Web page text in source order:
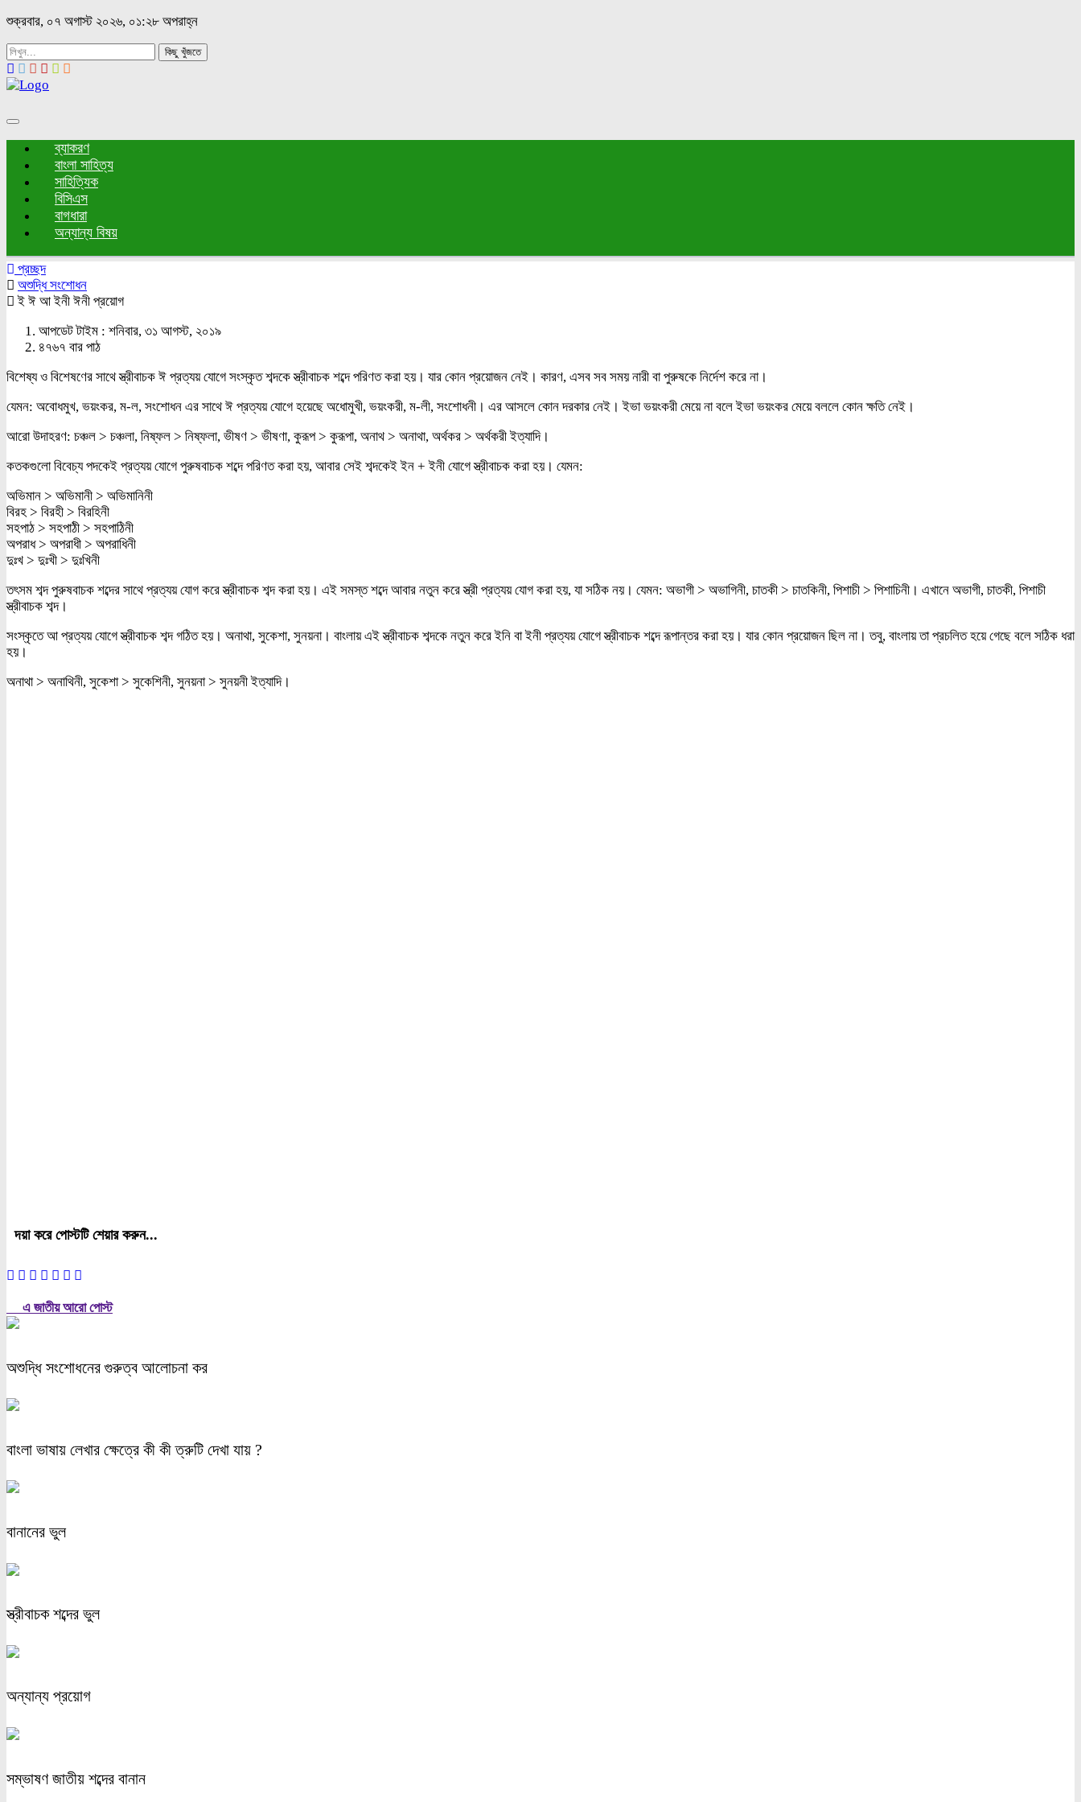
শুক্রবার, ০৭ অগাস্ট ২০২৬, ০১:২৮ অপরাহ্ন
কিছু খুঁজতে
Toggle
navigation
ব্যাকরণ
বাংলা সাহিত্য
সাহিত্যিক
বিসিএস
বাগধারা
অন্যান্য বিষয়
প্রচ্ছদ
অশুদ্ধি সংশোধন
ই ঈ আ ইনী ঈনী প্রয়োগ
আপডেট টাইম : শনিবার, ৩১ আগস্ট, ২০১৯
৪৭৬৭ বার পাঠ
বিশেষ্য ও বিশেষণের সাথে স্ত্রীবাচক ঈ প্রত্যয় যোগে সংস্কৃত শব্দকে স্ত্রীবাচক শব্দে পরিণত করা হয়। যার কোন প্রয়োজন নেই। কারণ, এসব সব সময় নারী বা পুরুষকে নির্দেশ করে না।
যেমন: অবোধমুখ, ভয়ংকর, ম-ল, সংশোধন এর সাথে ঈ প্রত্যয় যোগে হয়েছে অধোমুখী, ভয়ংকরী, ম-লী, সংশোধনী। এর আসলে কোন দরকার নেই। ইভা ভয়ংকরী মেয়ে না বলে ইভা ভয়ংকর মেয়ে বললে কোন ক্ষতি নেই।
আরো উদাহরণ: চঞ্চল > চঞ্চলা, নিষ্ফল > নিষ্ফলা, ভীষণ > ভীষণা, কুরূপ > কুরূপা, অনাথ > অনাথা, অর্থকর > অর্থকরী ইত্যাদি।
কতকগুলো বিবেচ্য পদকেই প্রত্যয় যোগে পুরুষবাচক শব্দে পরিণত করা হয়, আবার সেই শব্দকেই ইন + ইনী যোগে স্ত্রীবাচক করা হয়। যেমন:
অভিমান > অভিমানী > অভিমানিনী
বিরহ > বিরহী > বিরহিনী
সহপাঠ > সহপাঠী > সহপাঠিনী
অপরাধ > অপরাধী > অপরাধিনী
দুঃখ > দুঃখী > দুঃখিনী
তৎসম শব্দ পুরুষবাচক শব্দের সাথে প্রত্যয় যোগ করে স্ত্রীবাচক শব্দ করা হয়। এই সমস্ত শব্দে আবার নতুন করে স্ত্রী প্রত্যয় যোগ করা হয়, যা সঠিক নয়। যেমন: অভাগী > অভাগিনী, চাতকী > চাতকিনী, পিশাচী > পিশাচিনী। এখানে অভাগী, চাতকী, পিশাচী
স্ত্রীবাচক শব্দ।
সংস্কৃতে আ প্রত্যয় যোগে স্ত্রীবাচক শব্দ গঠিত হয়। অনাথা, সুকেশা, সুনয়না। বাংলায় এই স্ত্রীবাচক শব্দকে নতুন করে ইনি বা ইনী প্রত্যয় যোগে স্ত্রীবাচক শব্দে রূপান্তর করা হয়। যার কোন প্রয়োজন ছিল না। তবু, বাংলায় তা প্রচলিত হয়ে গেছে বলে সঠিক ধরা
হয়।
অনাথা > অনাথিনী, সুকেশা > সুকেশিনী, সুনয়না > সুনয়নী ইত্যাদি।
দয়া করে পোস্টটি শেয়ার করুন...
এ জাতীয় আরো পোস্ট
অশুদ্ধি সংশোধনের গুরুত্ব আলোচনা কর
বাংলা ভাষায় লেখার ক্ষেত্রে কী কী ত্রুটি দেখা যায় ?
বানানের ভুল
স্ত্রীবাচক শব্দের ভুল
অন্যান্য প্রয়োগ
সম্ভাষণ জাতীয় শব্দের বানান